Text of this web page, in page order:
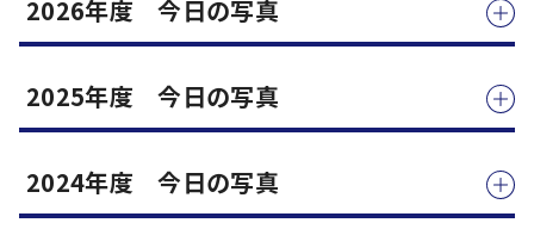
2026年度 今日の写真
2025年度 今日の写真
2024年度 今日の写真